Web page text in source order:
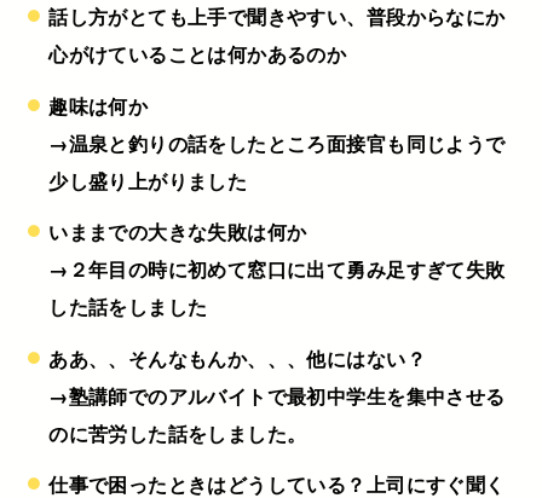
話し方がとても上手で聞きやすい、普段からなにか
心がけていることは何かあるのか
趣味は何か
→温泉と釣りの話をしたところ面接官も同じようで
少し盛り上がりました
いままでの大きな失敗は何か
→２年目の時に初めて窓口に出て勇み足すぎて失敗
した話をしました
ああ、、そんなもんか、、、他にはない？
→塾講師でのアルバイトで最初中学生を集中させる
のに苦労した話をしました。
仕事で困ったときはどうしている？上司にすぐ聞く